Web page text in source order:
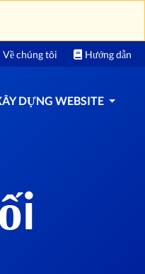
Về chúng tôi Hướng dẫn
DỰNG WEBSITE